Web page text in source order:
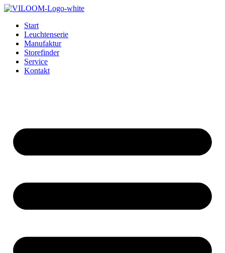
Zum
wechseln
Start
Leuchtenserie
Manufaktur
Storefinder
Service
Kontakt